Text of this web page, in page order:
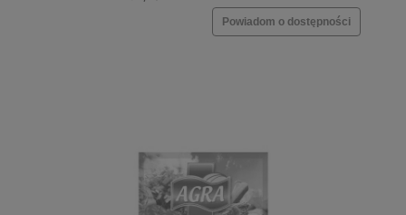
Powiadom o dostępności